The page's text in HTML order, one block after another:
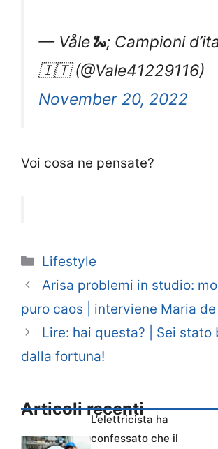
— Våle🐍; Campioni
🇮🇹 (@Vale41229116)
November 20, 2022
Voi cosa ne pensate?
Categorie
Lifestyle
Arisa problemi in studio:
puro caos | interviene Maria
Lire: hai questa? | Sei stato
dalla fortuna!
Articoli recenti
L’elettricista ha
confessato che il